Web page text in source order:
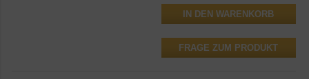
FRAGE ZUM PRODUKT